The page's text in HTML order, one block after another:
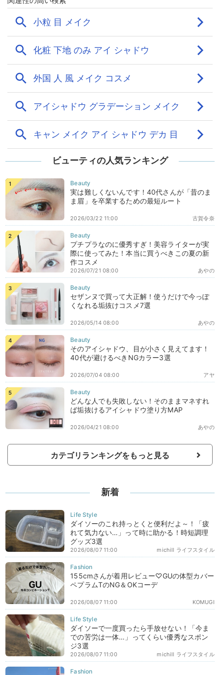
ビューティの人気ランキング
実は難しくないんです！40代さんが「昔のま
ま眉」を卒業するための最短ルート
古賀令奈
2026/03/22 11:00
プチプラなのに優秀すぎ！美容ライターが実
際に使ってみた！本当に買うべきこの夏の新
作コスメ
あやの
2026/07/21 08:00
セザンヌで買って大正解！使うだけで今っぽ
くなれる垢抜けコスメ7選
あやの
2026/05/14 08:00
そのアイシャドウ、目が小さく見えてます！
40代が避けるべきNGカラー3選
アヤ
2026/07/04 08:00
どんな人でも失敗しない！そのままマネすれ
ば垢抜けるアイシャドウ塗り方MAP
あやの
2026/04/21 08:00
カテゴリランキングをもっと見る
新着
ダイソーのこれ持っとくと便利だよ～！「疲
れて気力ない…」って時に助かる！時短調理
グッズ3選
michill ライフスタイル
2026/08/07 11:00
155cmさんが着用レビュー♡GUの体型カバー
ペプラムTのNG＆OKコーデ
KOMUGI
2026/08/07 11:00
ダイソーで一度買ったら手放せない！「今ま
での苦労は一体…」ってくらい優秀なスポン
ジ3選
michill ライフスタイル
2026/08/07 11:00